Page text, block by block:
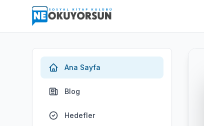
Ana Sayfa
Blog
Hedefler